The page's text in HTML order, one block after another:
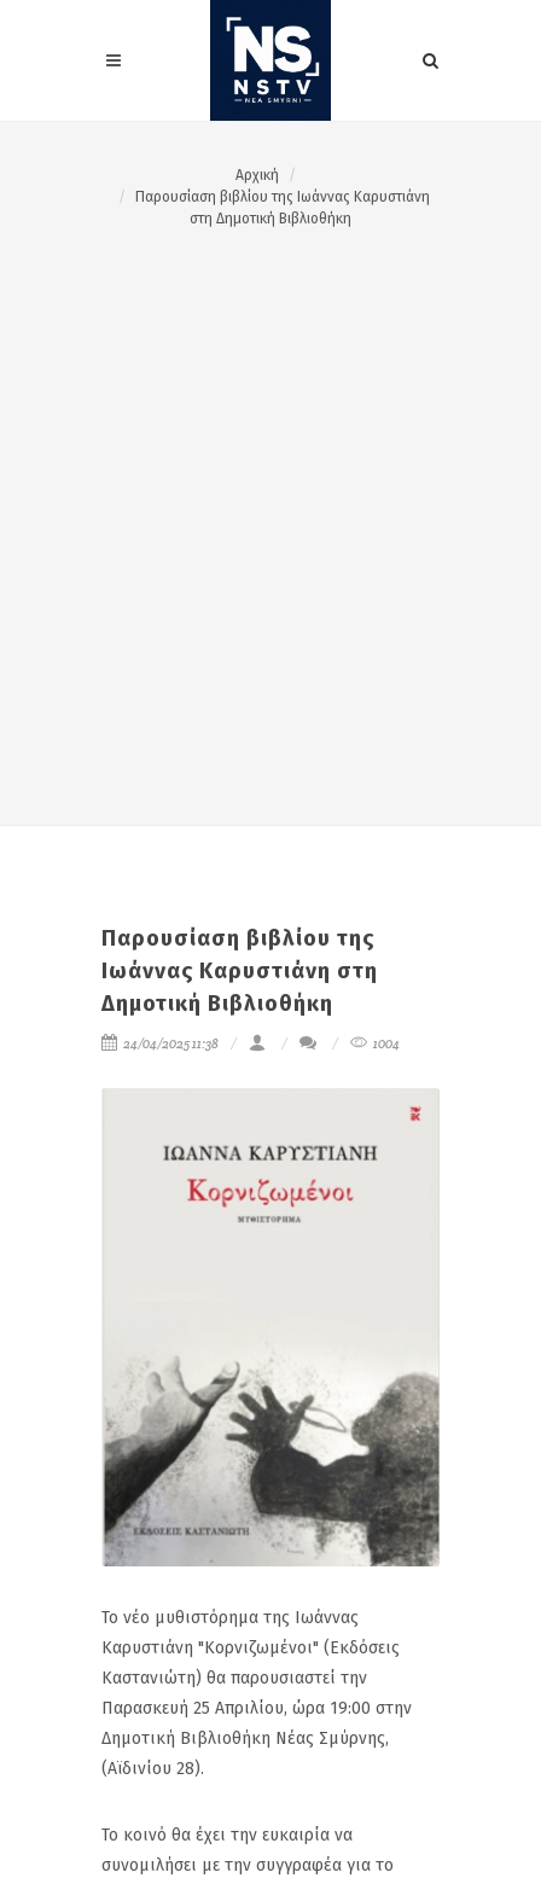
Αρχική
Παρουσίαση βιβλίου της Ιωάννας Καρυστιάνη
στη Δημοτική Βιβλιοθήκη
Παρουσίαση βιβλίου της
Ιωάννας Καρυστιάνη στη
Δημοτική Βιβλιοθήκη
24/04/2025 11:38 1004
Το νέο μυθιστόρημα της Ιωάννας
Καρυστιάνη "Κορνιζωμένοι" (Εκδόσεις
Καστανιώτη) θα παρουσιαστεί την
Παρασκευή 25 Απριλίου, ώρα 19:00 στην
Δημοτική Βιβλιοθήκη Νέας Σμύρνης,
(Αϊδινίου 28).
Το κοινό θα έχει την ευκαιρία να
συνομιλήσει με την συγγραφέα για το